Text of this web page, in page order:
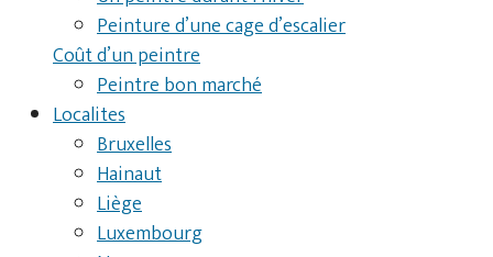
Peinture d’une cage d’escalier
Coût d’un peintre
Peintre bon marché
Localites
Bruxelles
Hainaut
Liège
Luxembourg